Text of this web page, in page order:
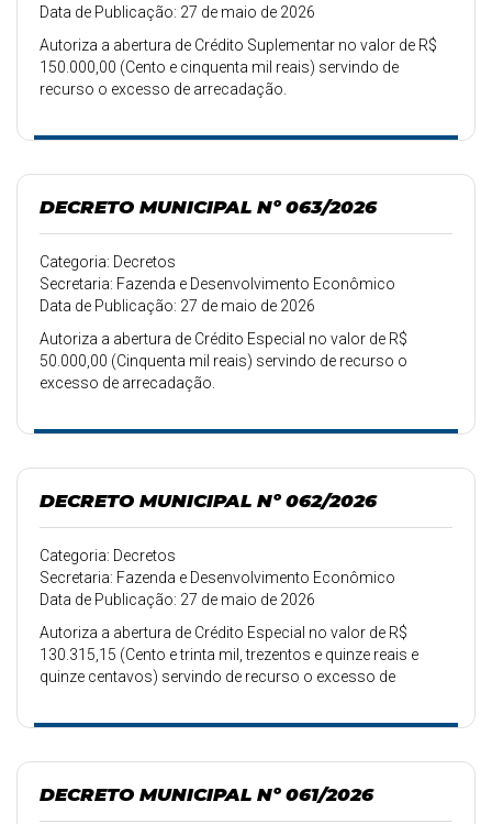
Data de Publicação: 27 de maio de 2026
Autoriza a abertura de Crédito Suplementar no valor de R$
150.000,00 (Cento e cinquenta mil reais) servindo de
recurso o excesso de arrecadação.
DECRETO MUNICIPAL Nº 063/2026
Categoria: Decretos
Secretaria: Fazenda e Desenvolvimento Econômico
Data de Publicação: 27 de maio de 2026
Autoriza a abertura de Crédito Especial no valor de R$
50.000,00 (Cinquenta mil reais) servindo de recurso o
excesso de arrecadação.
DECRETO MUNICIPAL Nº 062/2026
Categoria: Decretos
Secretaria: Fazenda e Desenvolvimento Econômico
Data de Publicação: 27 de maio de 2026
Autoriza a abertura de Crédito Especial no valor de R$
130.315,15 (Cento e trinta mil, trezentos e quinze reais e
quinze centavos) servindo de recurso o excesso de
DECRETO MUNICIPAL Nº 061/2026